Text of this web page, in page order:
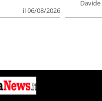
il 06/08/2026